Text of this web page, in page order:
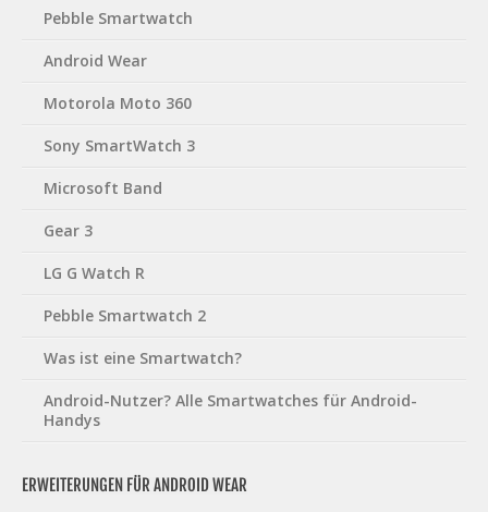
Pebble Smartwatch
Android Wear
Motorola Moto 360
Sony SmartWatch 3
Microsoft Band
Gear 3
LG G Watch R
Pebble Smartwatch 2
Was ist eine Smartwatch?
Android-Nutzer? Alle Smartwatches für Android-
Handys
ERWEITERUNGEN FÜR ANDROID WEAR